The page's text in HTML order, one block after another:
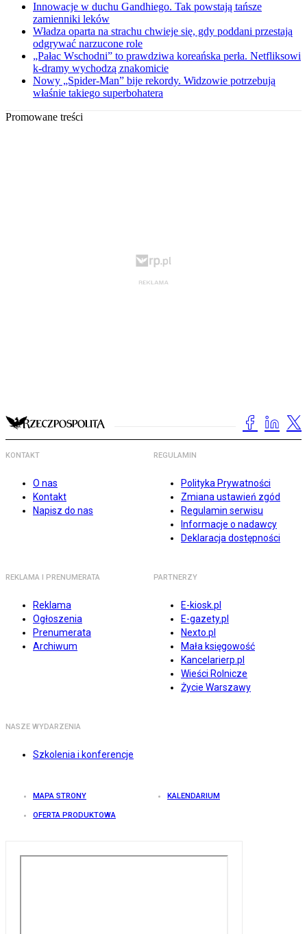
Innowacje w duchu Gandhiego. Tak powstają tańsze
zamienniki leków
Władza oparta na strachu chwieje się, gdy poddani przestają
odgrywać narzucone role
„Pałac Wschodni” to prawdziwa koreańska perła. Netfliksowi
k-dramy wychodzą znakomicie
Nowy „Spider-Man” bije rekordy. Widzowie potrzebują
właśnie takiego superbohatera
Promowane treści
KONTAKT
O nas
Kontakt
Napisz do nas
REGULAMIN
Polityka Prywatności
Zmiana ustawień zgód
Regulamin serwisu
Informacje o nadawcy
Deklaracja dostępności
REKLAMA I PRENUMERATA
Reklama
Ogłoszenia
Prenumerata
Archiwum
PARTNERZY
E-kiosk.pl
E-gazety.pl
Nexto.pl
Mała księgowość
Kancelarierp.pl
Wieści Rolnicze
Życie Warszawy
NASZE WYDARZENIA
Szkolenia i konferencje
MAPA STRONY KALENDARIUM
OFERTA PRODUKTOWA